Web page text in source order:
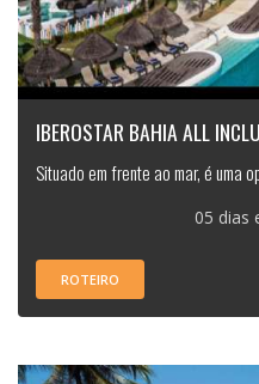
IBEROSTAR BAHIA ALL
Situado em frente ao mar, é uma
05 dias
ROTEIRO